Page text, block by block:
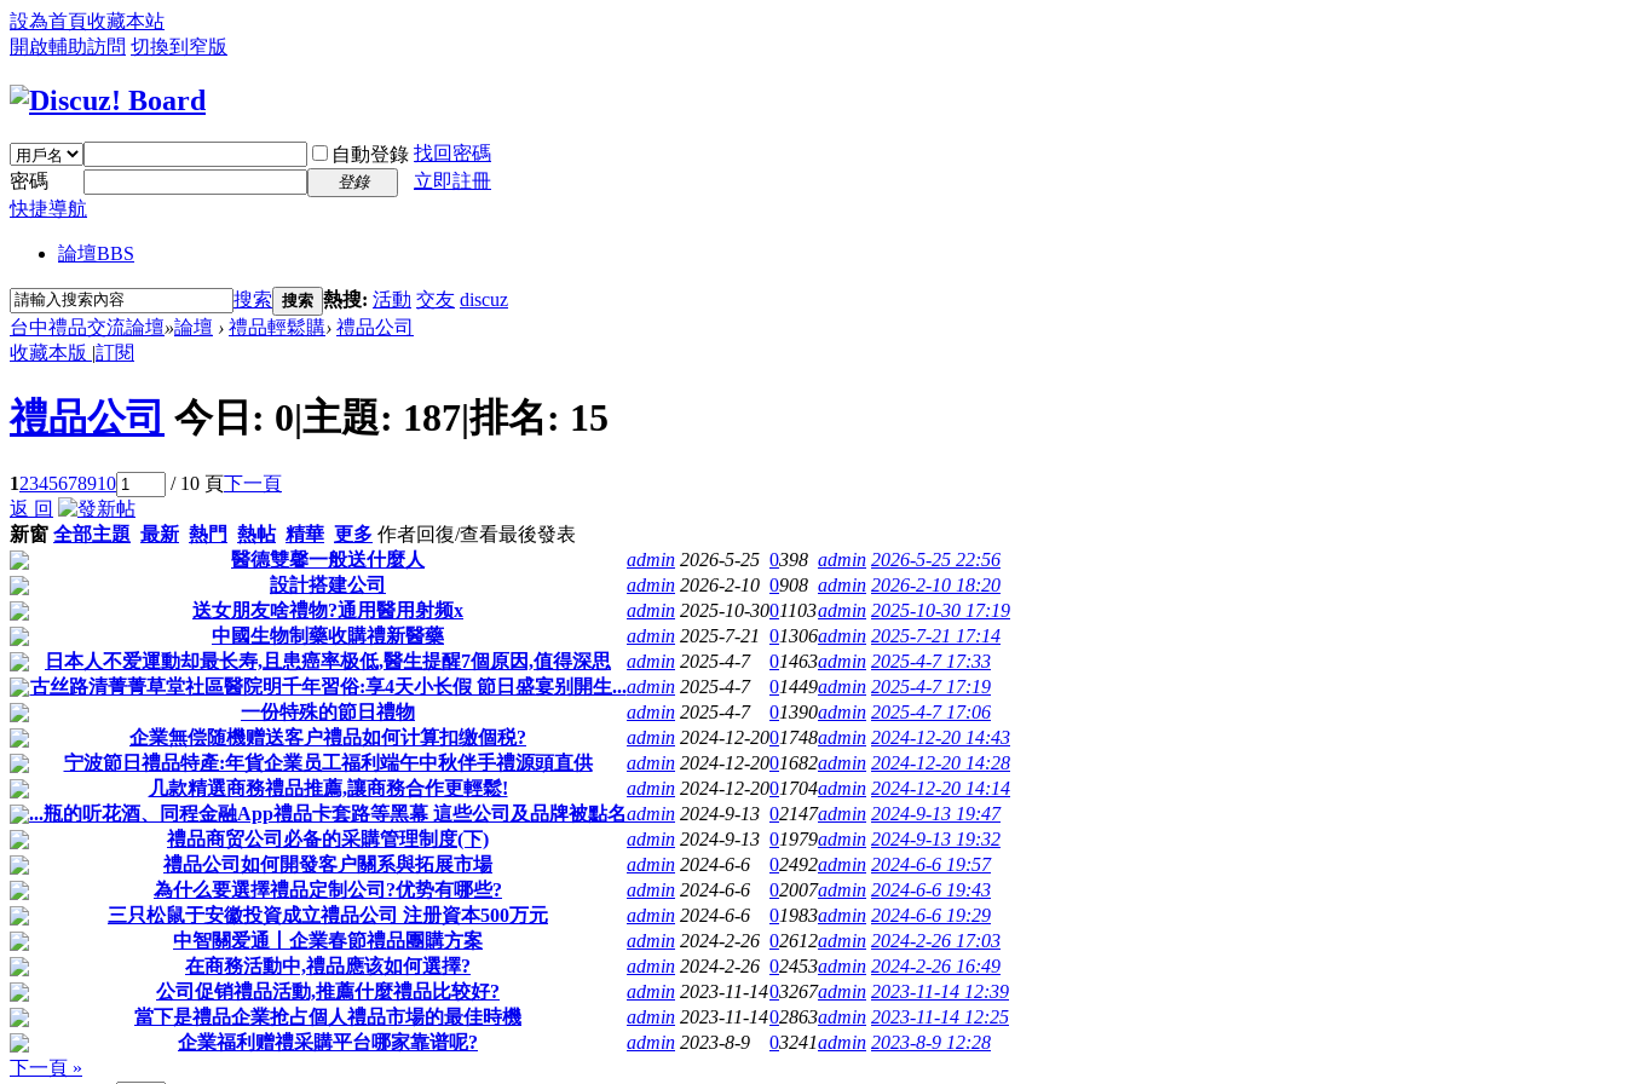
設為首頁收藏本站
開啟輔助訪問 切換到窄版
自動登錄 找回密碼
密碼
登錄
立即註冊
快捷導航
論壇BBS
搜索 搜索 熱搜: 活動 交友 discuz
台中禮品交流論壇»論壇 › 禮品輕鬆購› 禮品公司
收藏本版 |訂閱
禮品公司 今日: 0|主題: 187|排名: 15
12345678910 / 10 頁下一頁
返 回
新窗 全部主題 最新 熱門 熱帖 精華 更多 作者回復/查看最後發表
醫德雙馨一般送什麼人
admin 2026-5-25 0398 admin 2026-5-25 22:56
設計搭建公司
admin 2026-2-10 0908 admin 2026-2-10 18:20
送女朋友啥禮物?通用醫用射频x
admin 2025-10-3001103admin 2025-10-30 17:19
中國生物制藥收購禮新醫藥
admin 2025-7-21 01306admin 2025-7-21 17:14
日本人不爱運動却最长寿,且患癌率极低,醫生提醒7個原因,值得深思
admin 2025-4-7 01463admin 2025-4-7 17:33
古丝路清菁菁草堂社區醫院明千年習俗:享4天小长假 節日盛宴别開生...admin 2025-4-7 01449admin 2025-4-7 17:19
一份特殊的節日禮物
admin 2025-4-7 01390admin 2025-4-7 17:06
企業無偿随機赠送客户禮品如何计算扣缴個税?
admin 2024-12-2001748admin 2024-12-20 14:43
宁波節日禮品特產:年貨企業员工福利端午中秋伴手禮源頭直供
admin 2024-12-2001682admin 2024-12-20 14:28
几款精選商務禮品推薦,讓商務合作更輕鬆!
admin 2024-12-2001704admin 2024-12-20 14:14
...瓶的听花酒、同程金融App禮品卡套路等黑幕 這些公司及品牌被點名admin 2024-9-13 02147admin 2024-9-13 19:47
禮品商贸公司必备的采購管理制度(下)
admin 2024-9-13 01979admin 2024-9-13 19:32
禮品公司如何開發客户關系與拓展市場
admin 2024-6-6 02492admin 2024-6-6 19:57
為什么要選擇禮品定制公司?优势有哪些?
admin 2024-6-6 02007admin 2024-6-6 19:43
三只松鼠于安徽投資成立禮品公司 注册資本500万元
admin 2024-6-6 01983admin 2024-6-6 19:29
中智關爱通丨企業春節禮品團購方案
admin 2024-2-26 02612admin 2024-2-26 17:03
在商務活動中,禮品應该如何選擇?
admin 2024-2-26 02453admin 2024-2-26 16:49
公司促销禮品活動,推薦什麼禮品比较好?
admin 2023-11-1403267admin 2023-11-14 12:39
當下是禮品企業抢占個人禮品市場的最佳時機
admin 2023-11-1402863admin 2023-11-14 12:25
企業福利赠禮采購平台哪家靠谱呢?
admin 2023-8-9 03241admin 2023-8-9 12:28
下一頁 »